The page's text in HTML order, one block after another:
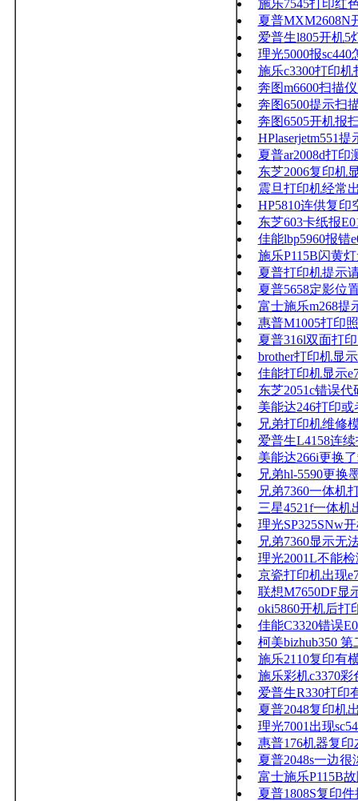
施乐7545打印红
夏普MXM2608N
爱普生l805开机5
理光5000报sc440
施乐c3300打印机
奔图m6600扫描
奔图6500提示扫
奔图6505开机报
HPlaserjetm551提
夏普ar2008d打
东芝2006复印机
震旦打印机经常
HP5810连供复印
东芝603卡纸报
佳能lbp5960报错
施乐P115B闪黄
夏普打印机提示
夏普5658定影位
富士施乐m268提
惠普M1005打印
夏普316l双面打
brother打印机显
佳能打印机显示
东芝2051c错误代
美能达246打印
兄弟打印机维修
爱普生L4158连
美能达266i更换
兄弟hl-5590更换
兄弟7360一体机
三星4521f一体机
理光SP325SNw
兄弟7360显示无
理光2001L不能
京瓷打印机出现
联想M7650DF显
oki5860开机后打
佳能C3320错误
柯美bizhub350
施乐2110复印有
施乐彩机c3370
爱普生R330打印
夏普2048复印机
理光7001出现
惠普176机器复
夏普2048s一边很
富士施乐P115B
夏普1808S复印